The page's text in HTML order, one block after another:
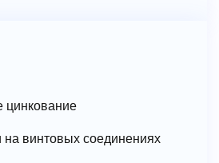
цинкование
на винтовых соединениях